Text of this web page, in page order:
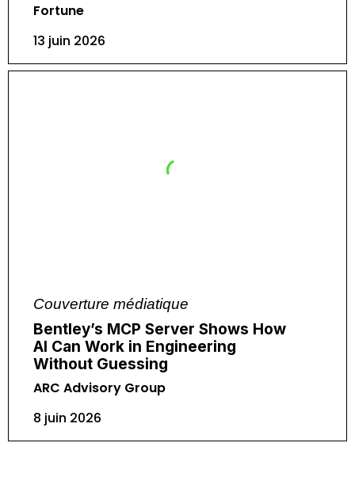
Fortune
13 juin 2026
Couverture médiatique
Bentley’s MCP Server Shows How
AI Can Work in Engineering
Without Guessing
ARC Advisory Group
8 juin 2026